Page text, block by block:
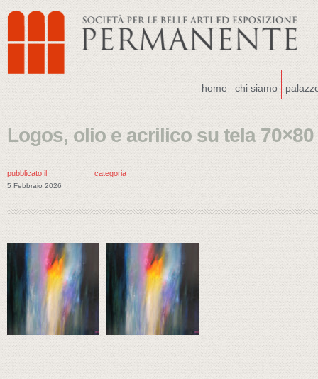
home chi siamo
Logos, olio e acrilico su tela 70×80
pubblicato il
5 Febbraio 2026
categoria